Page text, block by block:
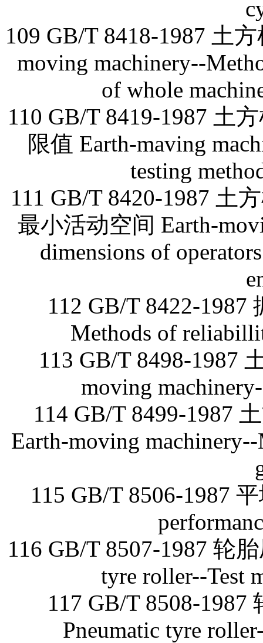
109 GB/T 8418-1987 土
moving machinery--
of whole
110 GB/T 8419-1987 土
限值 Earth-maving
testing
111 GB/T 8420-1987 土
最小活动空间 Earth-
dimensions of
112 GB/T 8422-
Methods of
113 GB/T 8498-1987
moving
114 GB/T 8499-1987
Earth-moving
115 GB/T 8506-1987
116 GB/T 8507-1987 轮
tyre roller--Test
117 GB/T 8508-
Pneumatic tyre